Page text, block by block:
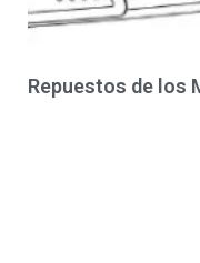
Repuestos de los